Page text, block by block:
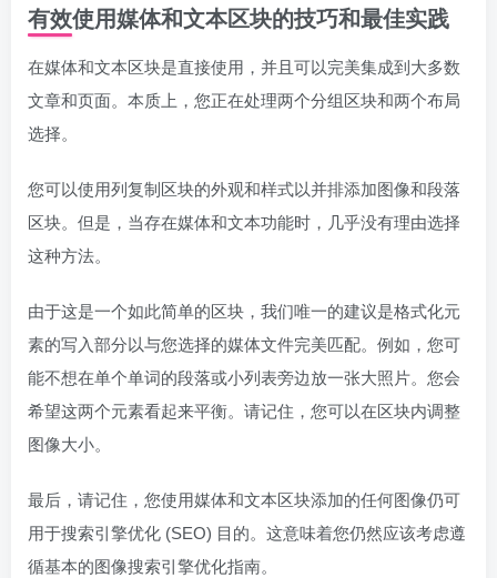
有效使用媒体和文本区块的技巧和最佳实践
在媒体和文本区块是直接使用，并且可以完美集成到大多数
文章和页面。本质上，您正在处理两个分组区块和两个布局
选择。
您可以使用列复制区块的外观和样式以并排添加图像和段落
区块。但是，当存在媒体和文本功能时，几乎没有理由选择
这种方法。
由于这是一个如此简单的区块，我们唯一的建议是格式化元
素的写入部分以与您选择的媒体文件完美匹配。例如，您可
能不想在单个单词的段落或小列表旁边放一张大照片。您会
希望这两个元素看起来平衡。请记住，您可以在区块内调整
图像大小。
最后，请记住，您使用媒体和文本区块添加的任何图像仍可
用于搜索引擎优化 (SEO) 目的。这意味着您仍然应该考虑遵
循基本的图像搜索引擎优化指南。